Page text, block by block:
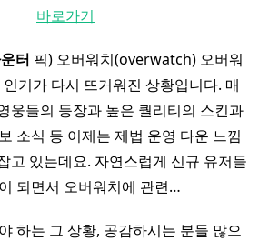
바로가기
터 픽) 오버워치(overwatch) 오버워
기가 다시 뜨거워진 상황입니다. 매
웅들의 등장과 높은 퀄리티의 스킨과
소식 등 이제는 제법 운영 다운 느낌
고 있는데요. 자연스럽게 신규 유저들
되면서 오버워치에 관련…
하는 그 상황, 공감하시는 분들 많으